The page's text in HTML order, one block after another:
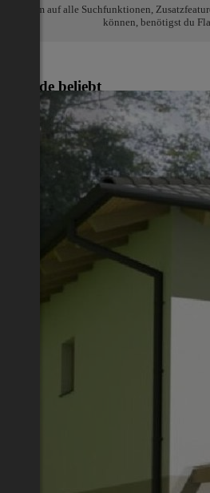
Um auf alle Suchfunktionen,
können, benötigst du
Gerade beliebt